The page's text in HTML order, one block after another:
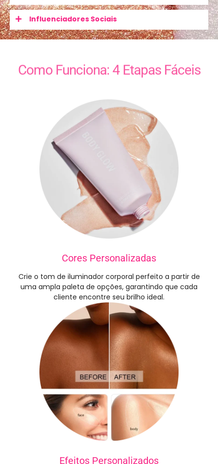
Influenciadores Sociais
Como Funciona: 4 Etapas Fáceis
Cores Personalizadas
Crie o tom de iluminador corporal perfeito a partir de
uma ampla paleta de opções, garantindo que cada
cliente encontre seu brilho ideal.
Efeitos Personalizados